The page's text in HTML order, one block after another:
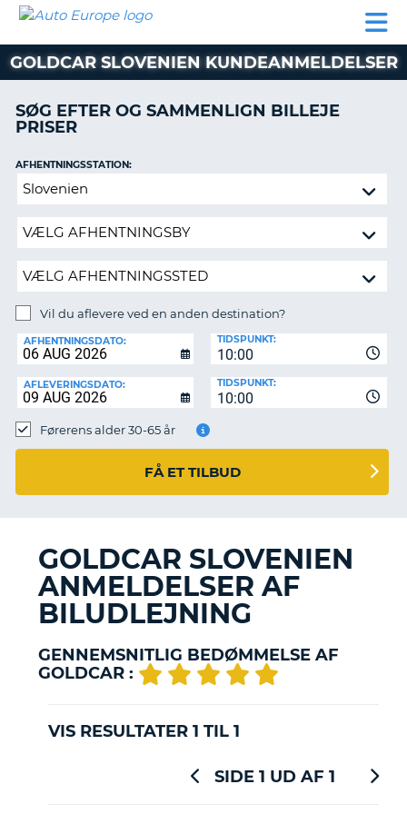
BILUDLEJNING
AUTOCAMPER
AUTO
EUROPE
BILUDLEJNING
AUTOCAMPER
LEJE
SUPPORT
MIN
DANMARK
GOLDCAR SLOVENIEN KUNDEANMELDELSER
SØG EFTER OG SAMMENLIGN BILLEJE
PRISER
Vil
aflevere
anden
destination?
AFHENTNINGSSTATION:
Vil du aflevere ved en anden destination?
AFHENTNINGSDATO:
10:00
TIDSPUNKT:
AFLEVERINGSDATO:
10:00
TIDSPUNKT:
Førerens alder 30-65 år
FÅ ET TILBUD
GOLDCAR SLOVENIEN
ANMELDELSER AF
BILUDLEJNING
GENNEMSNITLIG BEDØMMELSE AF
GOLDCAR :
VIS RESULTATER 1 TIL 1
SIDE 1 UD AF 1